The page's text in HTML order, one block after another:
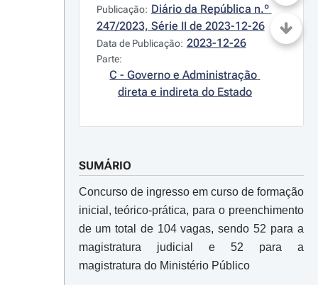
Publicação: Diário da República n.º
247/2023, Série II de 2023-12-26
Data de Publicação: 2023-12-26
Parte:
C - Governo e Administração
direta e indireta do Estado
SUMÁRIO
Concurso de ingresso em curso de formação
inicial, teórico-prática, para o preenchimento
de um total de 104 vagas, sendo 52 para a
magistratura judicial e 52 para a
magistratura do Ministério Público